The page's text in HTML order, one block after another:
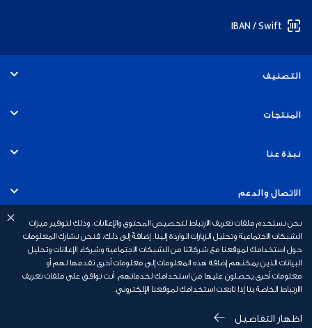
نحن نستخدم ملفات تعريف الارتباط لتخصيص المحتوى والإعلانات، وذلك لتوفير ميزات
الشبكات الاجتماعية وتحليل الزيارات الواردة إلينا. إضافةً إلى ذلك، فنحن نشارك المعلومات
حول استخدامك لموقعنا مع شركائنا من الشبكات الاجتماعية وشركاء الإعلانات وتحليل
البيانات الذين يمكنهم إضافة هذه المعلومات إلى معلومات أخرى تقدمها لهم أو
معلومات أخرى يحصلون عليها من استخدامك لخدماتهم. أنت توافق على ملفات تعريف
الارتباط الخاصة بنا إذا تابعت استخدامك لموقعنا الإلكتروني.
اظهار التفاصيل
IBAN / Swift
التصنيف
الأفراد
الخدمات المصرفية الإسلامية
الخدمات المصرفية الخاصة
المنتجات
الحسابات
القروض
القروض العقارية
التأمين
نبذة عنا
التوظيف
الاستدامة
أخبار بنك أبوظبي الأول
علاقات المستثمرين
الاتصال والدعم
الخدمات المصرفية عبر الهاتف المتحرك
السلامة المالية
أسئلة وأجوبة
روابط سريعة
رسوم الخدمات المصرفية الشخصية